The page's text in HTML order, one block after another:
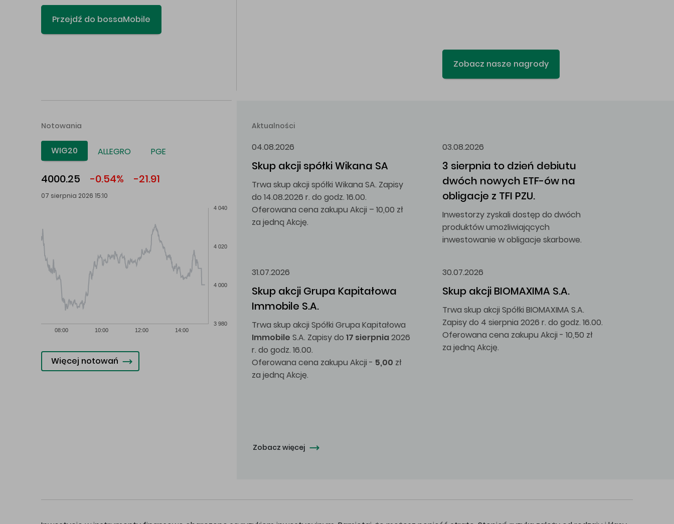
Przejdź do bossaMobile
Zobacz nasze nagrody
Notowania
WIG20 ALLEGRO PGE
4000.25 -0.54% -21.91
07 sierpnia 2026 15:10
08:00 10:00 12:00 14:00
3 980
4 000
4 020
4 040
Więcej notowań
Aktualności
04.08.2026
Skup akcji spółki Wikana SA
Trwa skup akcji spółki Wikana SA. Zapisy
do 14.08.2026 r. do godz. 16.00.
Oferowana cena zakupu Akcji – 10,00 zł
za jedną Akcję.
03.08.2026
3 sierpnia to dzień debiutu
dwóch nowych ETF-ów na
obligacje z TFI PZU.
Inwestorzy zyskali dostęp do dwóch
produktów umożliwiających
inwestowanie w obligacje skarbowe.
31.07.2026
Skup akcji Grupa Kapitałowa
Immobile S.A.
Trwa skup akcji Spółki Grupa Kapitałowa
Immobile S.A. Zapisy do 17 sierpnia2026
r. do godz. 16.00.
Oferowana cena zakupu Akcji - 5,00 zł
za jedną Akcję.
30.07.2026
Skup akcji BIOMAXIMA S.A.
Trwa skup akcji Spółki BIOMAXIMA S.A.
Zapisy do 4 sierpnia 2026 r. do godz. 16.00.
Oferowana cena zakupu Akcji - 10,50 zł
za jedną Akcję.
Zobacz więcej